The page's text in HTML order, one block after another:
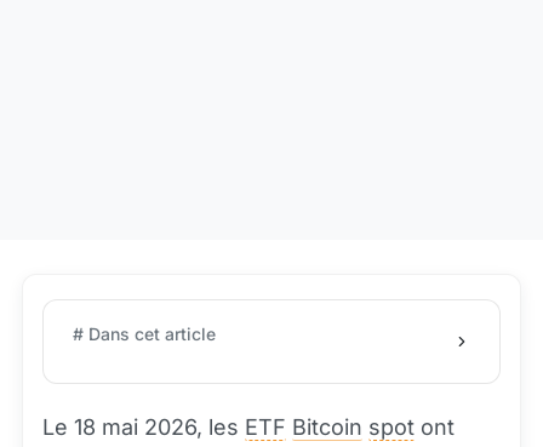
# Dans cet article
Le 18 mai 2026, les ETF Bitcoin spot ont